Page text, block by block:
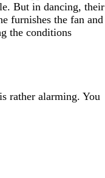
But in dancing, their
furnishes the fan and
the conditions
rather alarming. You